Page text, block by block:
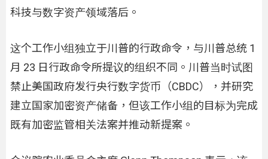
科技与数字资产领域落后。
这个工作小组独立于川普的行政命令，与川普总统 1
月 23 日行政命令所提议的组织不同。川普当时试图
禁止美国政府发行央行数字货币（CBDC），并研究
建立国家加密资产储备，但该工作小组的目标为完成
既有加密监管相关法案并推动新提案。